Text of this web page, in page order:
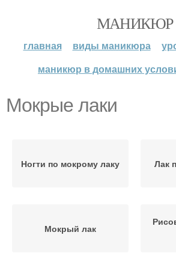
МАНИКЮР
главная виды маникюра
маникюр в домашних
Мокрые лаки
Ногти по мокрому лаку Лак
Мокрый лак